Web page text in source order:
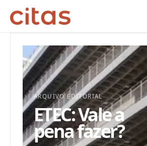
ARQUIVO EDITORIAL
ETEC: Vale a
pena fazer?